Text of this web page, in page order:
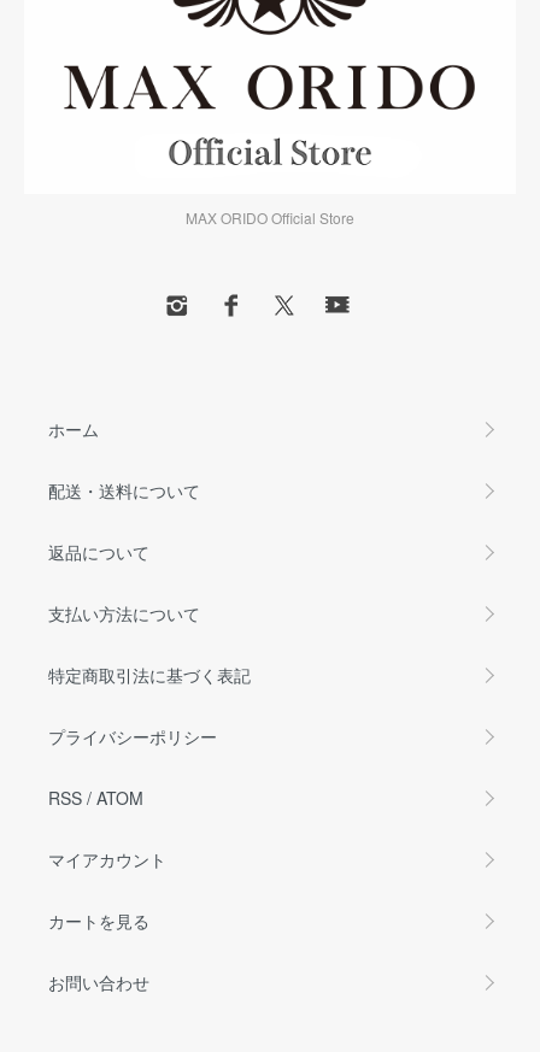
MAX ORIDO Official Store
ホーム
配送・送料について
返品について
支払い方法について
特定商取引法に基づく表記
プライバシーポリシー
RSS / ATOM
マイアカウント
カートを見る
お問い合わせ